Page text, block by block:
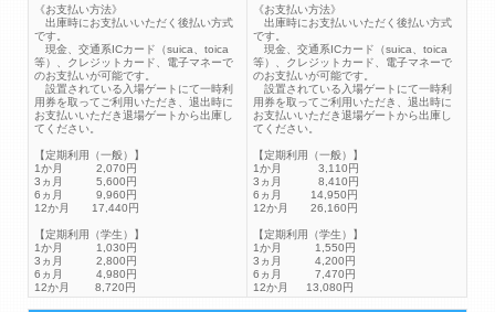
《お支払い方法》
出庫時にお支払いいただく後払い方式
です。
現金、交通系ICカード（suica、toica
等）、クレジットカード、電子マネーで
のお支払いが可能です。
設置されている入場ゲートにて一時利
用券を取ってご利用いただき、退出時に
お支払いいただき退場ゲートから出庫し
てください。
【定期利用（一般）】
1か月 2,070円
3ヵ月 5,600円
6ヵ月 9,960円
12か月 17,440円
【定期利用（学生）】
1か月 1,030円
3ヵ月 2,800円
6ヵ月 4,980円
12か月 8,720円
《お支払い方法》
出庫時にお支払いいただく後払い方式
です。
現金、交通系ICカード（suica、toica
等）、クレジットカード、電子マネーで
のお支払いが可能です。
設置されている入場ゲートにて一時利
用券を取ってご利用いただき、退出時に
お支払いいただき退場ゲートから出庫し
てください。
【定期利用（一般）】
1か月 3,110円
3ヵ月 8,410円
6ヵ月 14,950円
12か月 26,160円
【定期利用（学生）】
1か月 1,550円
3ヵ月 4,200円
6ヵ月 7,470円
12か月 13,080円